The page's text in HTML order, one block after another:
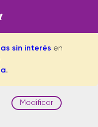
sin interés en
.
Modificar